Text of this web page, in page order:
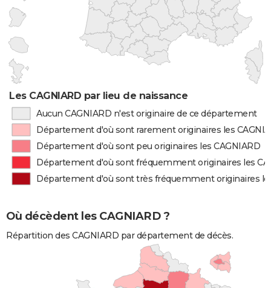
Les CAGNIARD par lieu de naissance
Aucun CAGNIARD n'est originaire de ce département
Département d'où sont rarement originaires les
Département d'où sont peu originaires les CAGNIARD
Département d'où sont fréquemment originaires les
Département d'où sont très fréquemment originaires
Où décèdent les CAGNIARD ?
Répartition des CAGNIARD par département de décès.